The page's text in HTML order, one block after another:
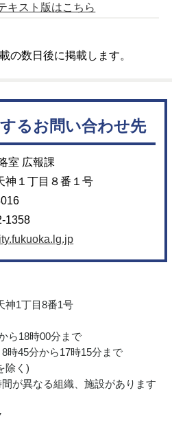
キスト版はこちら
の数日後に掲載します。
るお問い合わせ先
室 広報課
神１丁目８番１号
1358
神1丁目8番1号
ら18時00分まで
時45分から17時15分まで
除く)
が異なる組織、施設があります